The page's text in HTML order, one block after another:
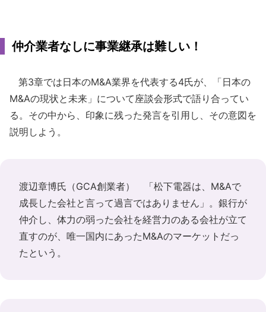
仲介業者なしに事業継承は難しい！
第3章では日本のM&A業界を代表する4氏が、「日本の
M&Aの現状と未来」について座談会形式で語り合ってい
る。その中から、印象に残った発言を引用し、その意図を
説明しよう。
渡辺章博氏（GCA創業者） 「松下電器は、M&Aで
成長した会社と言って過言ではありません」。銀行が
仲介し、体力の弱った会社を経営力のある会社が立て
直すのが、唯一国内にあったM&Aのマーケットだっ
たという。